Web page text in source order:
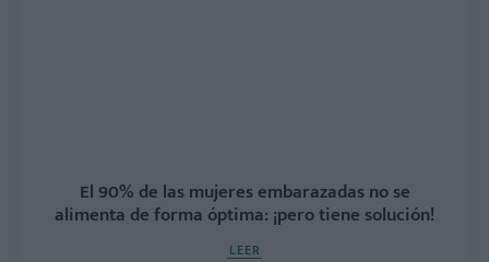
El 90% de las mujeres embarazadas no se
alimenta de forma óptima: ¡pero tiene solución!
LEER